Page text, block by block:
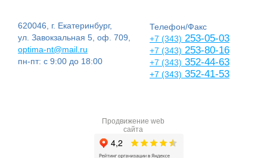
620046, г. Екатеринбург,
ул. Завокзальная 5, оф. 709,
optima-nt@mail.ru
пн-пт: с 9:00 до 18:00
Телефон/Факс
+7 (343) 253-05-03
+7 (343) 253-80-16
+7 (343) 352-44-63
+7 (343) 352-41-53
Продвижение web
сайта